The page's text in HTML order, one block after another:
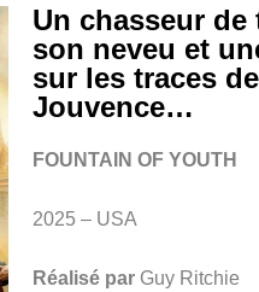
Un chasseur
son neveu et
sur les traces
Jouvence…
FOUNTAIN OF YOUTH
2025 – USA
Réalisé par Guy Ritchie